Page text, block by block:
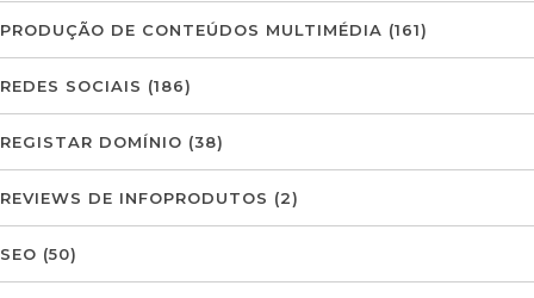
PRODUÇÃO DE CONTEÚDOS MULTIMÉDIA (161)
REDES SOCIAIS (186)
REGISTAR DOMÍNIO (38)
REVIEWS DE INFOPRODUTOS (2)
SEO (50)